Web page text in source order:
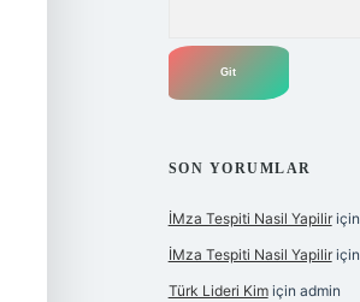
SON YORUMLAR
İMza Tespiti Nasil Yapiliriçin
İMza Tespiti Nasil Yapiliriçin
Türk Lideri Kimiçin admin